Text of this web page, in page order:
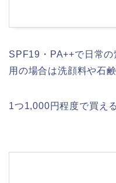
SPF19・PA++で日常
用の場合は洗顔料や石
1つ1,000円程度で買え